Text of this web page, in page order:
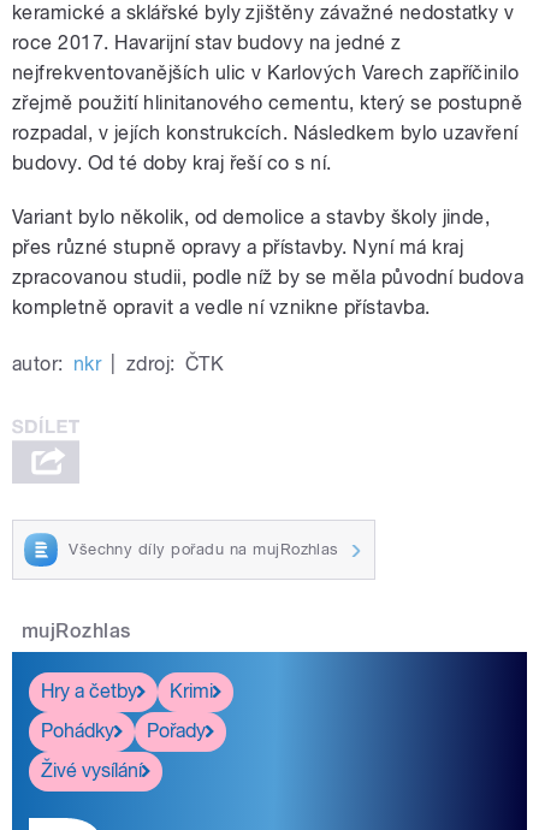
keramické a sklářské byly zjištěny závažné nedostatky v
roce 2017. Havarijní stav budovy na jedné z
nejfrekventovanějších ulic v Karlových Varech zapříčinilo
zřejmě použití hlinitanového cementu, který se postupně
rozpadal, v jejích konstrukcích. Následkem bylo uzavření
budovy. Od té doby kraj řeší co s ní.
Variant bylo několik, od demolice a stavby školy jinde,
přes různé stupně opravy a přístavby. Nyní má kraj
zpracovanou studii, podle níž by se měla původní budova
kompletně opravit a vedle ní vznikne přístavba.
autor: nkr zdroj: ČTK
Všechny díly pořadu na mujRozhlas
mujRozhlas
Hry a četby
Krimi
Pohádky
Pořady
Živé vysílání